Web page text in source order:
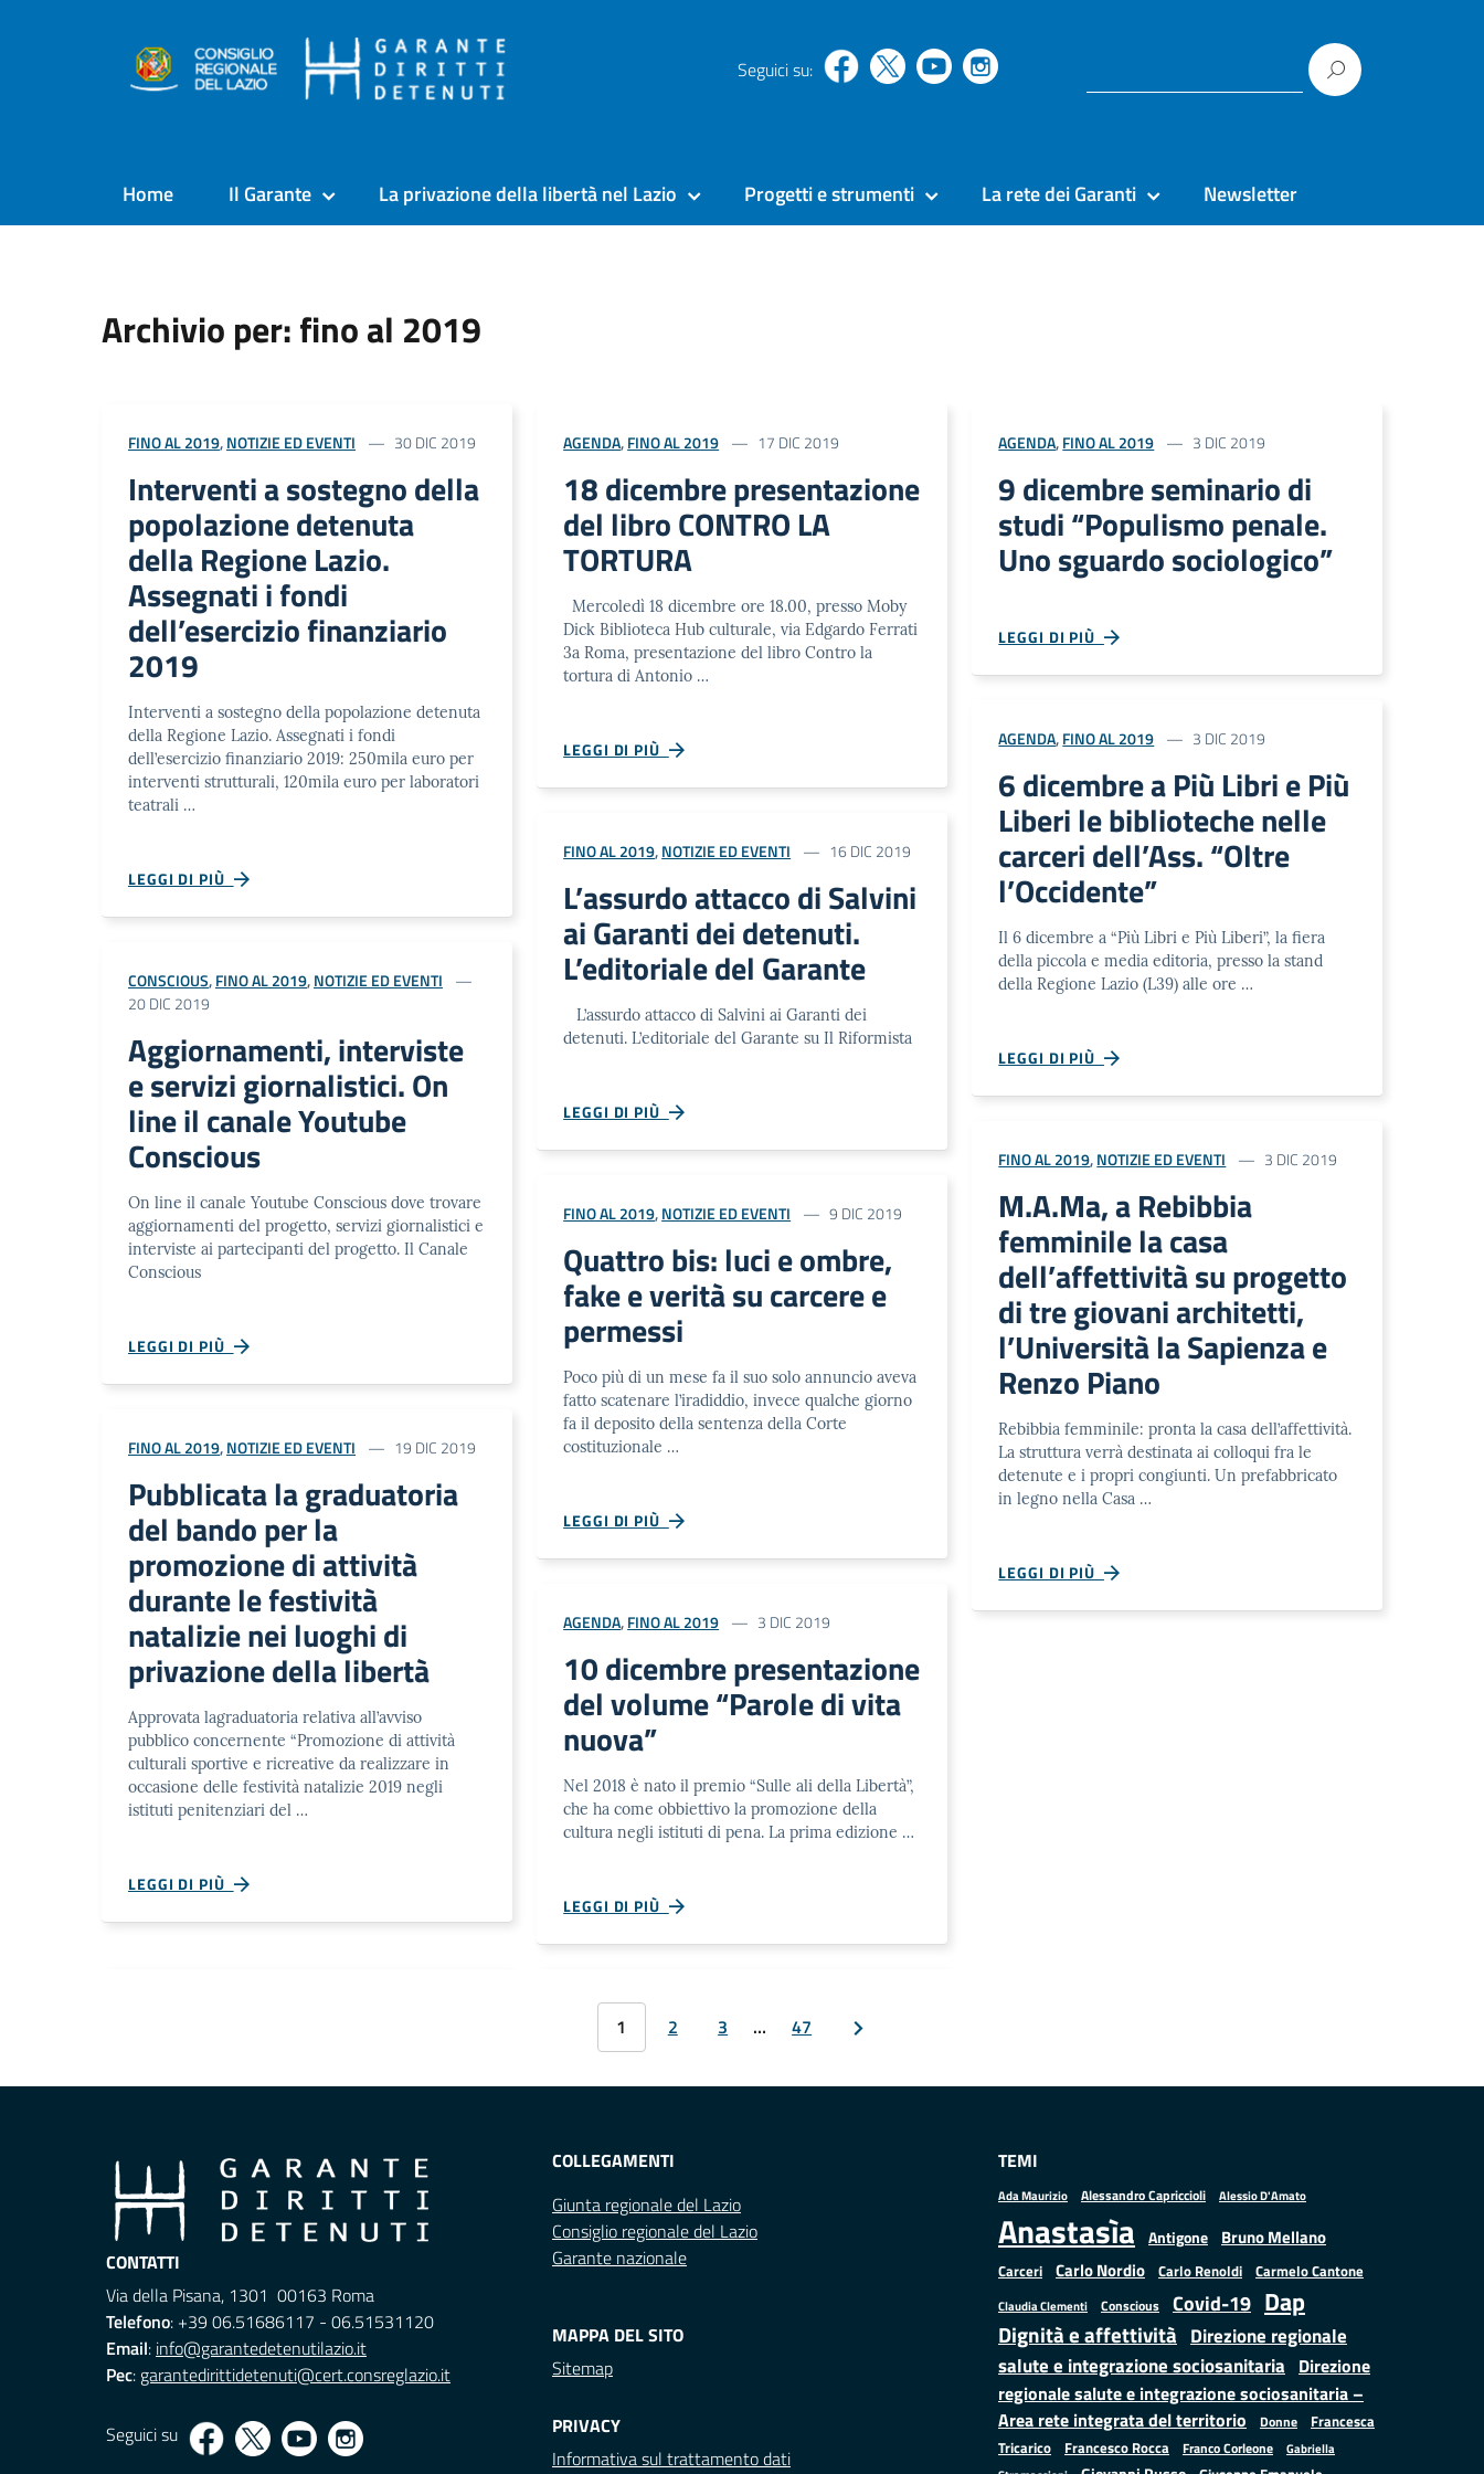
Seguici su:
Home Il Garante La privazione della libertà nel Lazio Progetti e strumenti La rete dei Garanti Newsletter
Archivio per: fino al 2019
FINO AL 2019,NOTIZIE ED EVENTI 30 DIC 2019
Interventi a sostegno della
popolazione detenuta
della Regione Lazio.
Assegnati i fondi
dell’esercizio finanziario
2019
Interventi a sostegno della popolazione detenuta
della Regione Lazio. Assegnati i fondi
dell’esercizio finanziario 2019: 250mila euro per
interventi strutturali, 120mila euro per laboratori
teatrali …
LEGGI DI PIÙ
CONSCIOUS,FINO AL 2019,NOTIZIE ED EVENTI
20 DIC 2019
Aggiornamenti, interviste
e servizi giornalistici. On
line il canale Youtube
Conscious
On line il canale Youtube Conscious dove trovare
aggiornamenti del progetto, servizi giornalistici e
interviste ai partecipanti del progetto. Il Canale
Conscious
LEGGI DI PIÙ
FINO AL 2019,NOTIZIE ED EVENTI 19 DIC 2019
Pubblicata la graduatoria
del bando per la
promozione di attività
durante le festività
natalizie nei luoghi di
privazione della libertà
Approvata lagraduatoria relativa all’avviso
pubblico concernente “Promozione di attività
culturali sportive e ricreative da realizzare in
occasione delle festività natalizie 2019 negli
istituti penitenziari del …
LEGGI DI PIÙ
AGENDA,FINO AL 2019 17 DIC 2019
18 dicembre presentazione
del libro CONTRO LA
TORTURA
Mercoledì 18 dicembre ore 18.00, presso Moby
Dick Biblioteca Hub culturale, via Edgardo Ferrati
3a Roma, presentazione del libro Contro la
tortura di Antonio …
LEGGI DI PIÙ
FINO AL 2019,NOTIZIE ED EVENTI 16 DIC 2019
L’assurdo attacco di Salvini
ai Garanti dei detenuti.
L’editoriale del Garante
L’assurdo attacco di Salvini ai Garanti dei
detenuti. L’editoriale del Garante su Il Riformista
LEGGI DI PIÙ
FINO AL 2019,NOTIZIE ED EVENTI 9 DIC 2019
Quattro bis: luci e ombre,
fake e verità su carcere e
permessi
Poco più di un mese fa il suo solo annuncio aveva
fatto scatenare l’iradiddio, invece qualche giorno
fa il deposito della sentenza della Corte
costituzionale …
LEGGI DI PIÙ
AGENDA,FINO AL 2019 3 DIC 2019
10 dicembre presentazione
del volume “Parole di vita
nuova”
Nel 2018 è nato il premio “Sulle ali della Libertà”,
che ha come obbiettivo la promozione della
cultura negli istituti di pena. La prima edizione …
LEGGI DI PIÙ
AGENDA,FINO AL 2019 3 DIC 2019
9 dicembre seminario di
studi “Populismo penale.
Uno sguardo sociologico”
LEGGI DI PIÙ
AGENDA,FINO AL 2019 3 DIC 2019
6 dicembre a Più Libri e Più
Liberi le biblioteche nelle
carceri dell’Ass. “Oltre
l’Occidente”
Il 6 dicembre a “Più Libri e Più Liberi”, la fiera
della piccola e media editoria, presso la stand
della Regione Lazio (L39) alle ore …
LEGGI DI PIÙ
FINO AL 2019,NOTIZIE ED EVENTI 3 DIC 2019
M.A.Ma, a Rebibbia
femminile la casa
dell’affettività su progetto
di tre giovani architetti,
l’Università la Sapienza e
Renzo Piano
Rebibbia femminile: pronta la casa dell’affettività.
La struttura verrà destinata ai colloqui fra le
detenute e i propri congiunti. Un prefabbricato
in legno nella Casa …
LEGGI DI PIÙ
1 2 3 … 47
CONTATTI
Via della Pisana, 1301 00163 Roma
Telefono: +39 06.51686117 - 06.51531120
Email: info@garantedetenutilazio.it
Pec: garantedirittidetenuti@cert.consreglazio.it
Seguici su
COLLEGAMENTI
Giunta regionale del Lazio
Consiglio regionale del Lazio
Garante nazionale
MAPPA DEL SITO
Sitemap
PRIVACY
Informativa sul trattamento dati
TEMI
Ada Maurizio Alessandro Capriccioli Alessio D'Amato
Anastasìa Antigone Bruno Mellano
Carceri Carlo Nordio Carlo Renoldi Carmelo Cantone
Claudia Clementi Conscious Covid-19 Dap
Dignità e affettività Direzione regionale
salute e integrazione sociosanitaria Direzione
regionale salute e integrazione sociosanitaria –
Area rete integrata del territorio
Donne
Francesca
Tricarico
Francesco Rocca Franco Corleone
Gabriella